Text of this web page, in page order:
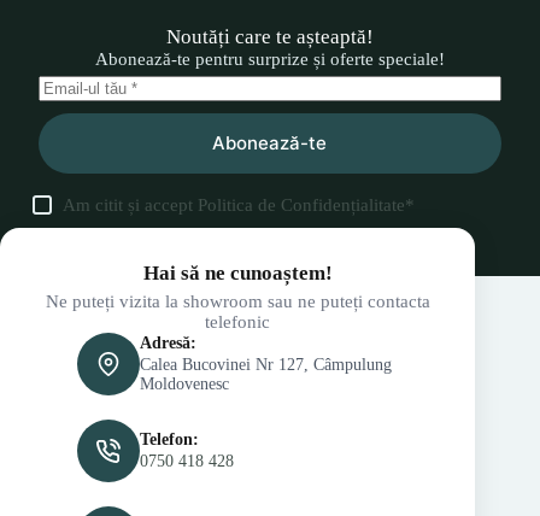
Noutăți care te așteaptă!
Abonează-te pentru surprize și oferte speciale!
Abonează-te
Am citit și accept Politica de Confidențialitate*
Hai să ne cunoaștem!
Ne puteți vizita la showroom sau ne puteți contacta
telefonic
Adresă:
Calea Bucovinei Nr 127, Câmpulung
Moldovenesc
Telefon:
0750 418 428